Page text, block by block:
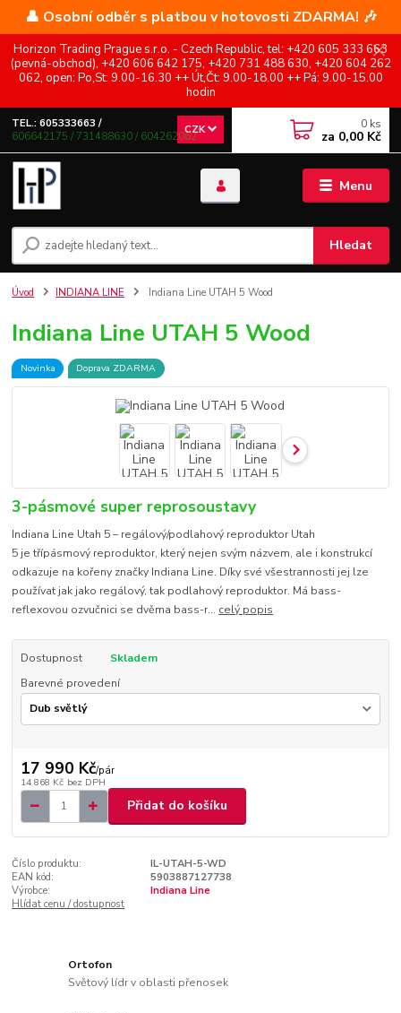
👤 Osobní odběr s platbou v hotovosti ZDARMA! 🎶
Horizon Trading Prague s.r.o. - Czech Republic, tel: +420 605 333 663
(pevná-obchod), +420 606 642 175, +420 731 488 630, +420 604 262
062, open: Po,St: 9.00-16.30 ++ Út,Čt: 9.00-18.00 ++ Pá: 9.00-15.00
hodin
Menu
CZK
Hledat
TEL.: 605333663 /
606642175 / 731488630 / 604262062
0 ks
za 0,00 Kč
Úvod INDIANA LINE Indiana Line UTAH 5 Wood
Indiana Line UTAH 5 Wood
Novinka Doprava ZDARMA
3-pásmové super reprosoustavy
Indiana Line Utah 5 – regálový/podlahový reproduktor Utah
5 je třípásmový reproduktor, který nejen svým názvem, ale i konstrukcí
odkazuje na kořeny značky Indiana Line. Díky své všestrannosti jej lze
používat jak jako regálový, tak podlahový reproduktor. Má bass-
reflexovou ozvučnici se dvěma bass-r... celý popis
Dostupnost
Skladem
Barevné provedení
17 990 Kč/pár
14 868 Kč bez DPH
Přidat do košíku
Číslo produktu:
IL-UTAH-5-WD
EAN kód:
5903887127738
Výrobce:
Indiana Line
Hlídat cenu / dostupnost
Ortofon
Světový lídr v oblasti přenosek